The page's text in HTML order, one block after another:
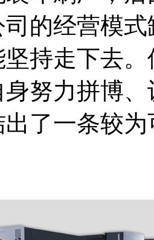
的经营模
持走下去
努力拼博
了一条较